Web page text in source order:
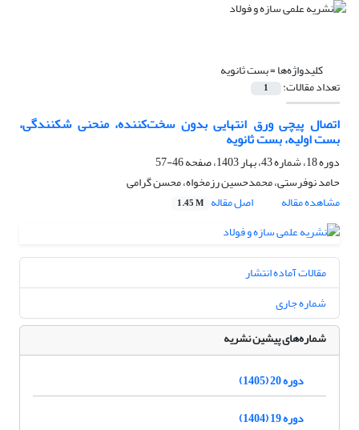
کلیدواژه‌ها =بست ثانویه
تعداد مقالات: 1
اتصال پیچی ورق انتهایی بدون سخت‌کننده، منحنی شکنندگی،
بست اولیه، بست ثانویه
دوره 18، شماره 43، بهار 1403، صفحه
46-57
حامد نوفرستی، محمدحسین رزمخواه، محسن گرامی
مشاهده مقاله
اصل مقاله 1.45 M
مقالات آماده انتشار
شماره جاری
شماره‌های پیشین نشریه
دوره 20 (1405)
دوره 19 (1404)